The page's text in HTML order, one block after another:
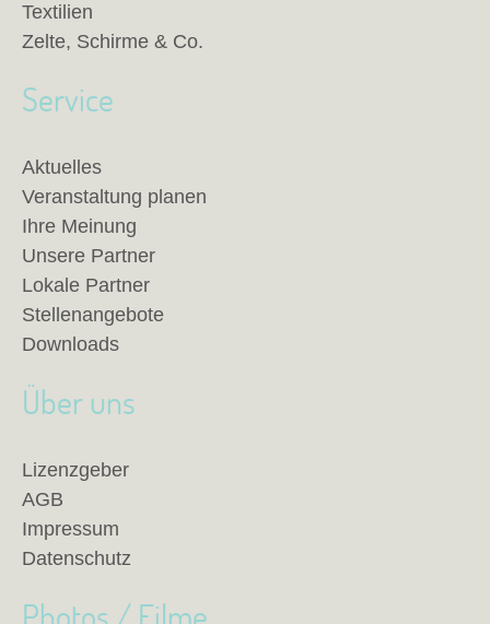
Textilien
Zelte, Schirme & Co.
Service
Aktuelles
Veranstaltung planen
Ihre Meinung
Unsere Partner
Lokale Partner
Stellenangebote
Downloads
Über uns
Lizenzgeber
AGB
Impressum
Datenschutz